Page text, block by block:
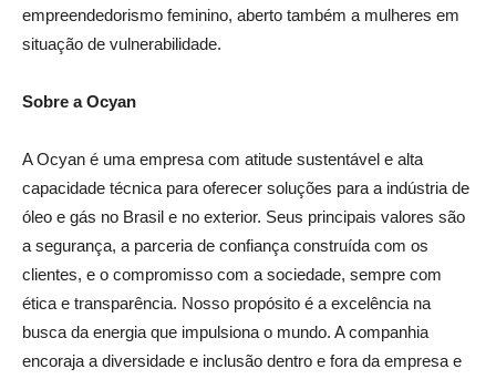
empreendedorismo feminino, aberto também a mulheres em
situação de vulnerabilidade.
Sobre a Ocyan
A Ocyan é uma empresa com atitude sustentável e alta
capacidade técnica para oferecer soluções para a indústria de
óleo e gás no Brasil e no exterior. Seus principais valores são
a segurança, a parceria de confiança construída com os
clientes, e o compromisso com a sociedade, sempre com
ética e transparência. Nosso propósito é a excelência na
busca da energia que impulsiona o mundo. A companhia
encoraja a diversidade e inclusão dentro e fora da empresa e